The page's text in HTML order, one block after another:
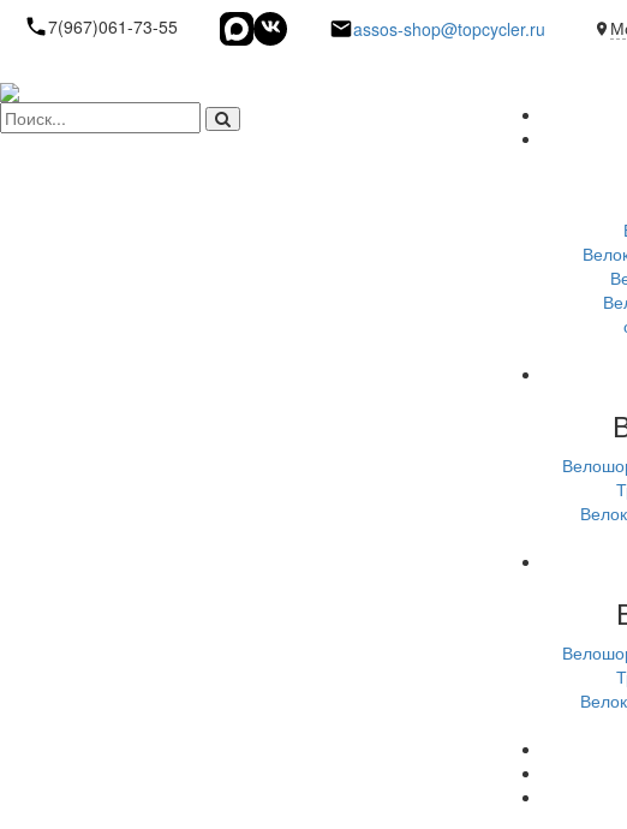
7(967)061-73-55 assos-shop@topcycler.ru